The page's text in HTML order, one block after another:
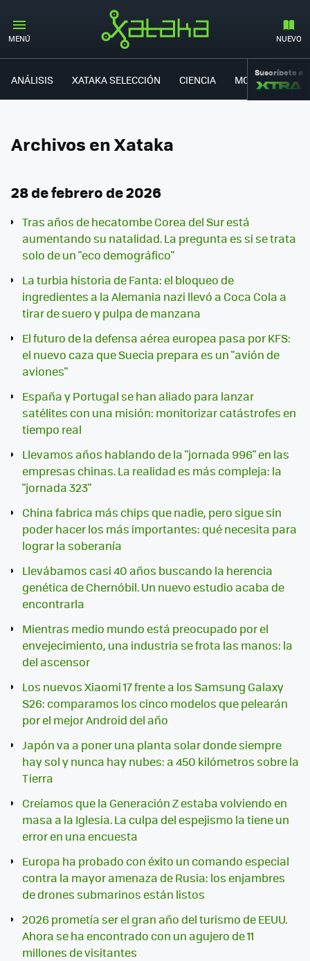
MENÚ NUEVO
ANÁLISIS XATAKA SELECCIÓN CIENCIA MOVILIDAD
Suscríbete a
Archivos en Xataka
28 de febrero de 2026
Tras años de hecatombe Corea del Sur está
aumentando su natalidad. La pregunta es si se trata
solo de un "eco demográfico"
La turbia historia de Fanta: el bloqueo de
ingredientes a la Alemania nazi llevó a Coca Cola a
tirar de suero y pulpa de manzana
El futuro de la defensa aérea europea pasa por KFS:
el nuevo caza que Suecia prepara es un "avión de
aviones"
España y Portugal se han aliado para lanzar
satélites con una misión: monitorizar catástrofes en
tiempo real
Llevamos años hablando de la "jornada 996" en las
empresas chinas. La realidad es más compleja: la
"jornada 323"
China fabrica más chips que nadie, pero sigue sin
poder hacer los más importantes: qué necesita para
lograr la soberanía
Llevábamos casi 40 años buscando la herencia
genética de Chernóbil. Un nuevo estudio acaba de
encontrarla
Mientras medio mundo está preocupado por el
envejecimiento, una industria se frota las manos: la
del ascensor
Los nuevos Xiaomi 17 frente a los Samsung Galaxy
S26: comparamos los cinco modelos que pelearán
por el mejor Android del año
Japón va a poner una planta solar donde siempre
hay sol y nunca hay nubes: a 450 kilómetros sobre la
Tierra
Creíamos que la Generación Z estaba volviendo en
masa a la Iglesia. La culpa del espejismo la tiene un
error en una encuesta
Europa ha probado con éxito un comando especial
contra la mayor amenaza de Rusia: los enjambres
de drones submarinos están listos
2026 prometía ser el gran año del turismo de EEUU.
Ahora se ha encontrado con un agujero de 11
millones de visitantes